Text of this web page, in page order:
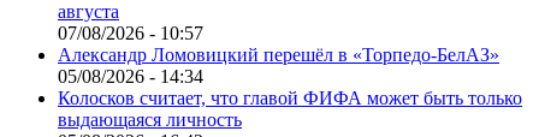
августа
07/08/2026 - 10:57
Александр Ломовицкий перешёл в «Торпедо-БелАЗ»
05/08/2026 - 14:34
Колосков считает, что главой ФИФА может быть только
выдающаяся личность